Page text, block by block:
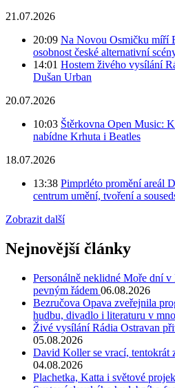
21.07.2026
20:09 Na Novou Osmičku míří
osobnost české alternativní
14:01 Hostem živého vysílání
Dušan Urban
20.07.2026
10:03 Štěrkovna Open Music:
nabídne Krhuta i Beatles
18.07.2026
13:38 Pimprléto promění areál
centrum umění, tvoření a
Zobrazit další
Nejnovější články
Personálně neklidné Moře dní v
pevným řádem 06.08.2026
Bezručova Opava zveřejnila
hudbu, divadlo i literaturu v
Živé vysílání Rádia Ostravan
05.08.2026
David Koller se vrací, tentokrát
04.08.2026
Plachetka, Katta i světové